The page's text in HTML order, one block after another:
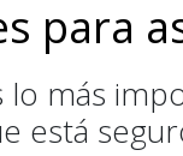
para
lo más
está